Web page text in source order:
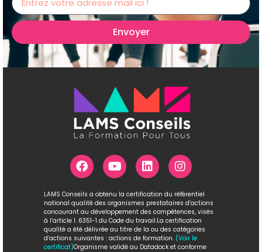
Envoyer
LAMS Conseils a obtenu la certification du référentiel
national qualité des organismes prestataires d’actions
concourant au développement des compétences, visés
à l’article l. 6351-1 du Code du travail.La certification
qualité a été délivrée au titre de la ou des catégories
d’actions suivantes : actions de formation. (Voir le
certificat)Organisme validé au Datadock et conforme